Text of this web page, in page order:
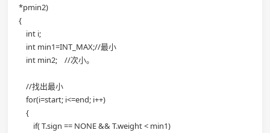
*pmin2)
{
int i;
int min1=INT_MAX;//最小
int min2; //次小。
//找出最小
for(i=start; i<=end; i++)
{
if( T.sign == NONE && T.weight < min1)